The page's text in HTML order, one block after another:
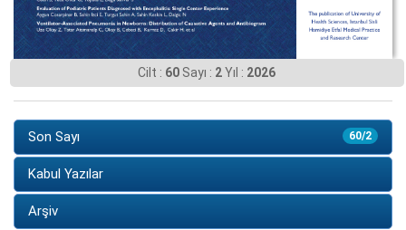
Cilt : 60 Sayı : 2Yıl : 2026
60/2
Son Sayı
Kabul Yazılar
Arşiv